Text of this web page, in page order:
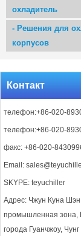
охладитель
- Решения для
корпусов
Контакт
телефон:+86-020-
телефон:+86-020-
факс: +86-020-
Email:
SKYPE: teyuchiller
Адрес: Чжун Куна Шэн
промышленная зона,
города Гуанчжоу,